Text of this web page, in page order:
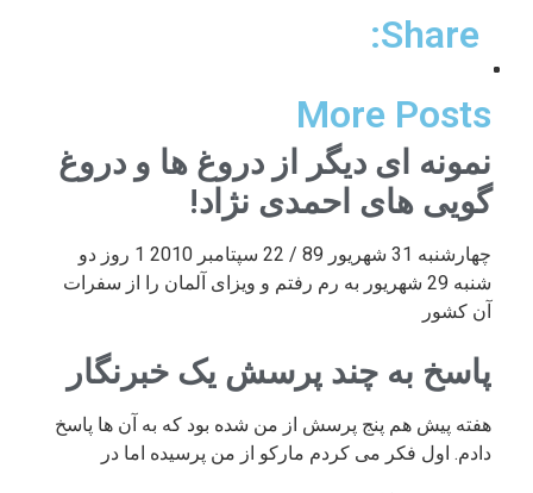
Share:
More Posts
نمونه ای دیگر از دروغ ها و دروغ
گویی های احمدی نژاد!
چهارشنبه 31 شهریور 89 / 22 سپتامبر 2010 1 روز دو
شنبه 29 شهریور به رم رفتم و ویزای آلمان را از سفرات
آن کشور
پاسخ به چند پرسش یک خبرنگار
هفته پیش هم پنج پرسش از من شده بود که به آن ها پاسخ
دادم. اول فکر می کردم مارکو از من پرسیده اما در